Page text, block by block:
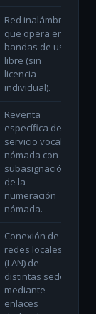
Red inalámbrica
que opera en
bandas de uso
libre (sin
licencia
individual).
Reventa
específica del
servicio vocal
nómada con
subasignación
de la
numeración
nómada.
Conexión de
redes locales
(LAN) de
distintas sedes
mediante
enlaces